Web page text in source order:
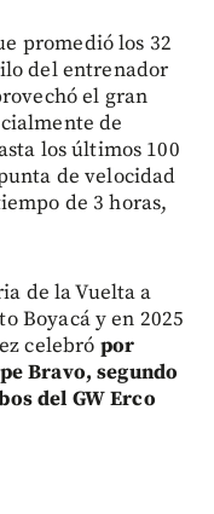
promedió los 32
del entrenador
el gran
de
los últimos 100
de velocidad
de 3 horas,
de la Vuelta a
Boyacá y en 2025
celebró por
Bravo, segundo
del GW Erco